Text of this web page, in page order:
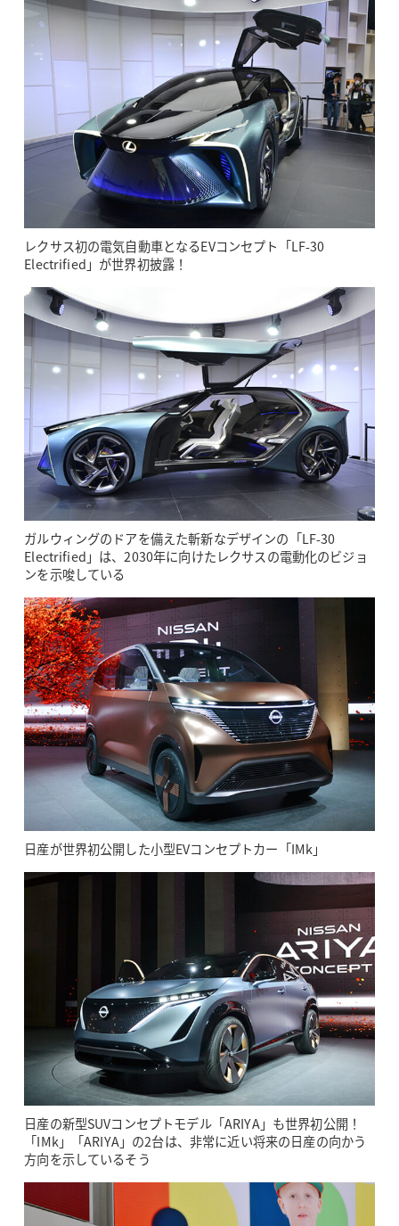
レクサス初の電気自動車となるEVコンセプト「LF-30
Electrified」が世界初披露！
ガルウィングのドアを備えた斬新なデザインの「LF-30
Electrified」は、2030年に向けたレクサスの電動化のビジョ
ンを示唆している
日産が世界初公開した小型EVコンセプトカー「IMk」
日産の新型SUVコンセプトモデル「ARIYA」も世界初公開！
「IMk」「ARIYA」の2台は、非常に近い将来の日産の向かう
方向を示しているそう